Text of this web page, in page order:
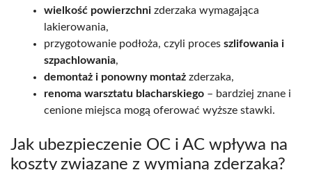
wielkość powierzchni zderzaka wymagająca
lakierowania,
przygotowanie podłoża, czyli proces szlifowania i
szpachlowania,
demontaż i ponowny montaż zderzaka,
renoma warsztatu blacharskiego – bardziej znane i
cenione miejsca mogą oferować wyższe stawki.
Jak ubezpieczenie OC i AC wpływa na
koszty związane z wymianą zderzaka?